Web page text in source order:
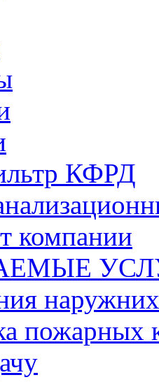
КФРД
компании
пожарных